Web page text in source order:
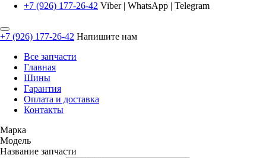
+7 (926) 177-26-42 Viber | WhatsApp | Telegram
+7 (926) 177-26-42 Напишите нам
Все запчасти
Главная
Шины
Гарантия
Оплата и доставка
Контакты
Марка
Модель
Название запчасти